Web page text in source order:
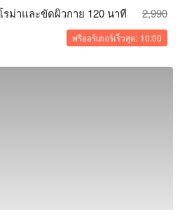
ม่าและขัดผิวกาย 120 นาที
2,990
พรีออร์เดอร์เร็วสุด: 10:00